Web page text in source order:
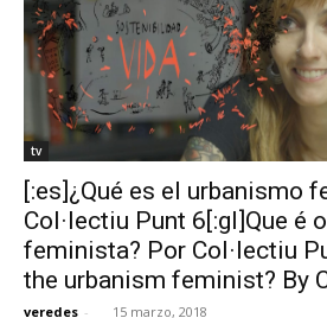
tv
[:es]¿Qué es el urbanismo
Col·lectiu Punt 6[:gl]Que é
feminista? Por Col·lectiu
the urbanism feminist? By
veredes - 15 marzo, 2018